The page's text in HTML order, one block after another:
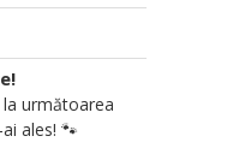
următoarea
ales! 🐾